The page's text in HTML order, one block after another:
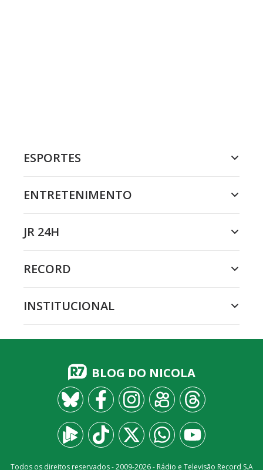
ESPORTES
ENTRETENIMENTO
JR 24H
RECORD
INSTITUCIONAL
BLOG DO NICOLA
Todos os direitos reservados - 2009-2026- Rádio e Televisão Record S.A